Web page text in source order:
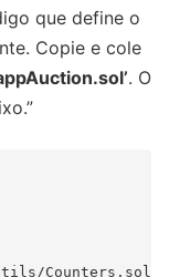
que define o
Copie e cole
. O